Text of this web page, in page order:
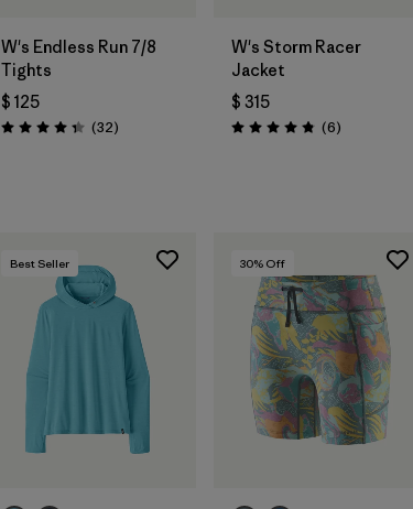
W's Endless Run 7/8
Tights
$ 125
Valoración: 4.3 / 5
(32Comentarios
)
W's Storm Racer
Jacket
$ 315
Valoración: 4.8 / 5
(6Comentarios
)
Best Seller 30% Off